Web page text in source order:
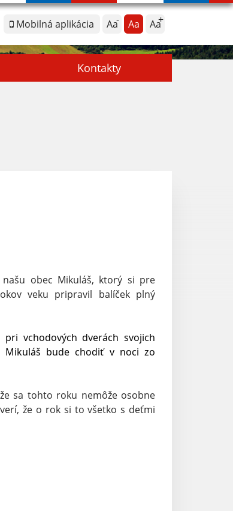
Mobilná aplikácia Aa Aa Aa
Kontakty
obec Mikuláš, ktorý si pre
veku pripravil balíček plný
vchodových dverách svojich
Mikuláš bude chodiť v noci zo
sa tohto roku nemôže osobne
že o rok si to všetko s deťmi